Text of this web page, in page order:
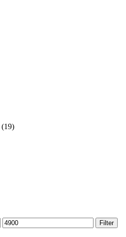
(19)
Filter